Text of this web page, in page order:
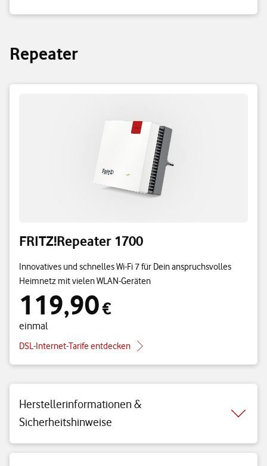
Repeater
FRITZ!Repeater 1700
Innovatives und schnelles Wi-Fi 7 für Dein anspruchsvolles
Heimnetz mit vielen WLAN-Geräten
119,90 € einmal
119,90€
einmal
DSL-Internet-Tarife entdecken
Herstellerinformationen &
Sicherheitshinweise